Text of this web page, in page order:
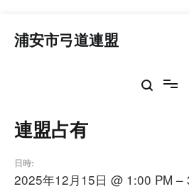
浦安市弓道連盟
連盟占有
日時:
2025年12月15日 @ 1:00 PM –